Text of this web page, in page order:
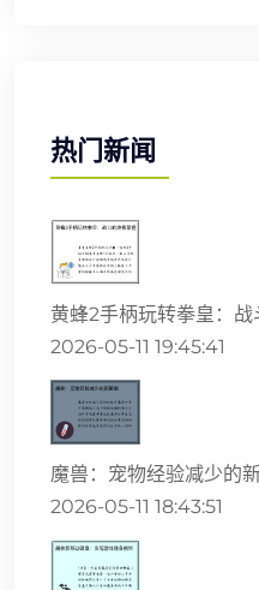
热门新闻
黄蜂2手柄玩转拳皇：战
2026-05-11 19:45:41
魔兽：宠物经验减少的
2026-05-11 18:43:51